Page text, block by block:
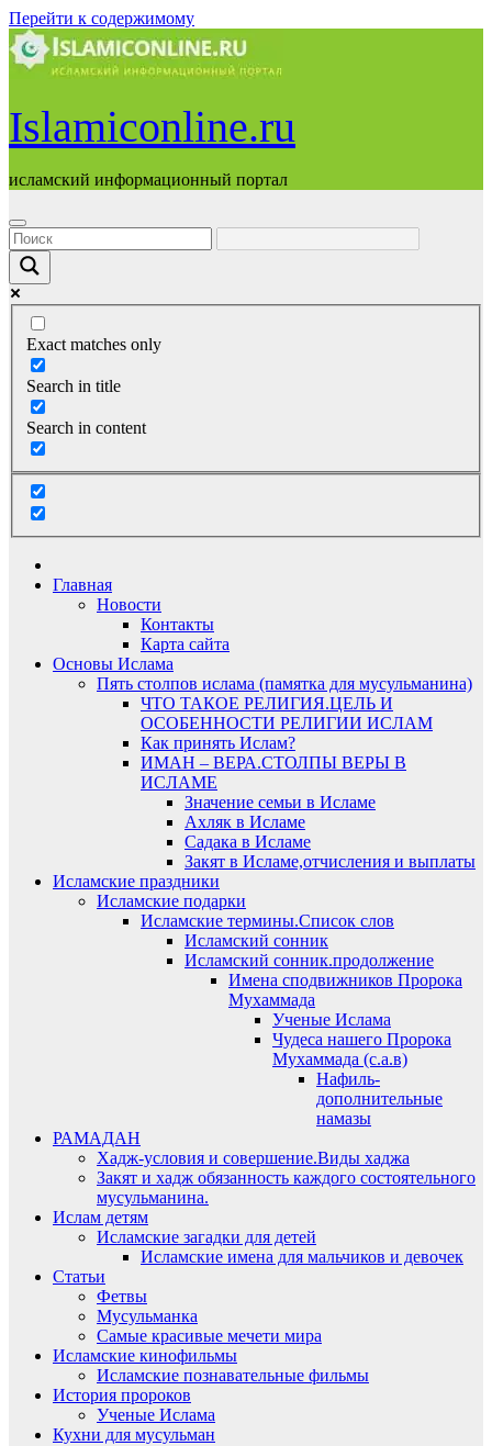
Перейти к содержимому
Islamiconline.ru
исламский информационный портал
Exact matches only
Search in title
Search in content
Главная
Новости
Контакты
Карта сайта
Основы Ислама
Пять столпов ислама (памятка для мусульманина)
ЧТО ТАКОЕ РЕЛИГИЯ.ЦЕЛЬ И
ОСОБЕННОСТИ РЕЛИГИИ ИСЛАМ
Как принять Ислам?
ИМАН – ВЕРА.СТОЛПЫ ВЕРЫ В
ИСЛАМЕ
Значение семьи в Исламе
Ахляк в Исламе
Садака в Исламе
Закят в Исламе,отчисления и выплаты
Исламские праздники
Исламские подарки
Исламские термины.Список слов
Исламский сонник
Исламский сонник.продолжение
Имена сподвижников Пророка
Мухаммада
Ученые Ислама
Чудеса нашего Пророка
Мухаммада (с.а.в)
Нафиль-
дополнительные
намазы
РАМАДАН
Хадж-условия и совершение.Виды хаджа
Закят и хадж обязанность каждого состоятельного
мусульманина.
Ислам детям
Исламские загадки для детей
Исламские имена для мальчиков и девочек
Статьи
Фетвы
Мусульманка
Самые красивые мечети мира
Исламские кинофильмы
Исламские познавательные фильмы
История пророков
Ученые Ислама
Кухни для мусульман